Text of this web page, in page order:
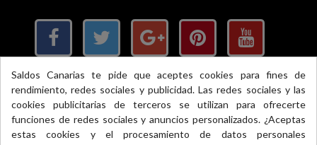
Pago 100% seguro, si llevas móvil, llevas Bizum
×
Saldos Canarias te pide que aceptes cookies para fines de
rendimiento, redes sociales y publicidad. Las redes sociales y las
cookies publicitarias de terceros se utilizan para ofrecerte
funciones de redes sociales y anuncios personalizados. ¿Aceptas
estas cookies y el procesamiento de datos personales